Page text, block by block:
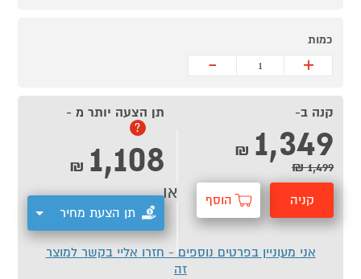
כמות
+
-
קנה ב-
1,349
₪
1,499 ₪
קניה הוסף
תן הצעה יותר מ -
?
1,108
₪
תן הצעת מחיר
או
אני מעוניין בפרטים נוספים - חזרו אליי בקשר למוצר
זה